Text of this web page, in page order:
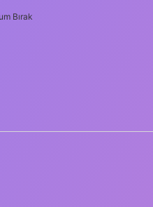
Bırak